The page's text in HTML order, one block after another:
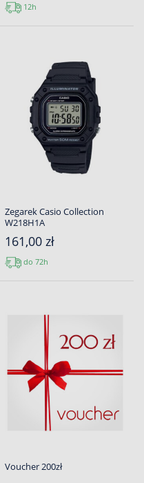
12h
Zegarek Casio Collection
W218H1A
161,00 zł
do 72h
Voucher 200zł